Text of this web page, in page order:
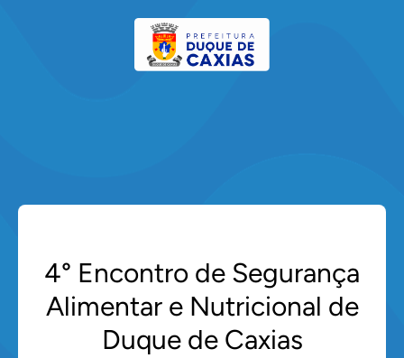
4° Encontro de Segurança
Alimentar e Nutricional de
Duque de Caxias